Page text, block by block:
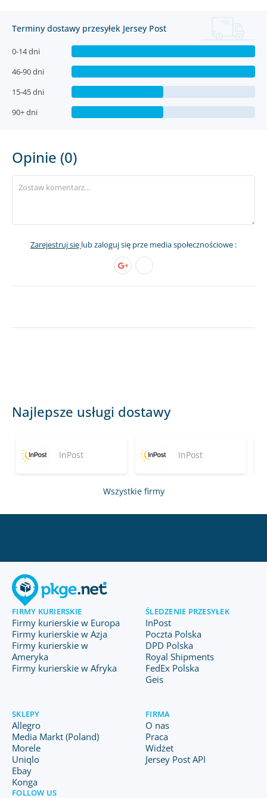
Terminy dostawy przesyłek Jersey Post
0-14 dni
46-90 dni
15-45 dni
90+ dni
Opinie (0)
Zarejestruj się lub zaloguj się prze media społecznościowe :
Najlepsze usługi dostawy
InPost InPost
Wszystkie firmy
FIRMY KURIERSKIE
Firmy kurierskie w Europa
Firmy kurierskie w Azja
Firmy kurierskie w
Ameryka
Firmy kurierskie w Afryka
ŚLEDZENIE PRZESYŁEK
InPost
Poczta Polska
DPD Polska
Royal Shipments
FedEx Polska
Geis
SKLEPY
Allegro
Media Markt (Poland)
Morele
Uniqlo
Ebay
Konga
FIRMA
O nas
Praca
Widżet
Jersey Post API
FOLLOW US